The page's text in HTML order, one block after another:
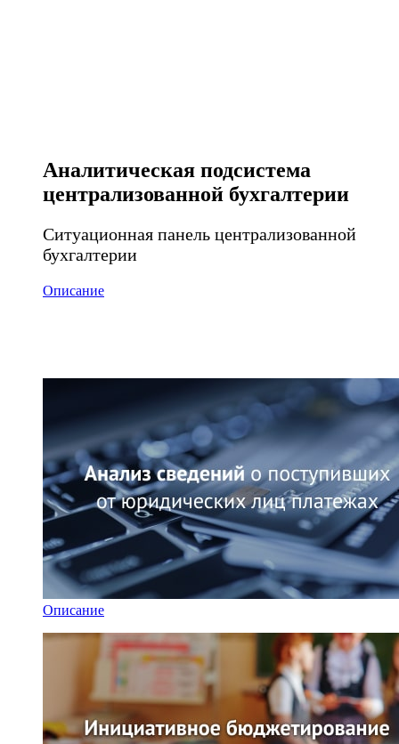
Аналитическая подсистема
централизованной бухгалтерии
Ситуационная панель централизованной
бухгалтерии
Описание
Описание